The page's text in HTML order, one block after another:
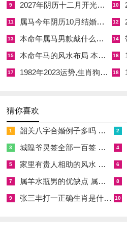
龙生肖的人天生自信满满 - 说话时
们喜欢用宏大的叙事同激励性语言
演领导角色。
属龙的人口才了的、由于他们不害
情感染他人。这种说话方式招人喜
在社交中龙生肖能迅速建立连接 -用
有时会显的小dominant,但 overall -
想想看同一个属龙的人聊天你说不
热情带动~感觉整个世界都亮了起
其他生肖的说话特征 概览
9 2027年阴历十二月开光吉日 2027年12月开光吉日一览表 10
11 属马今年阴历10月结婚好吗 属马还有几年本命年结婚呢好吗 12
13 本命年属马男款戴什么财神 本命年属马男士戴什么好一点 14
15 本命年马的风水布局 本命年马的佛像怎么摆放 16
17 1982年2023运势,生肖狗1982年2023运势 18
猜你喜欢
1 韶关八字合婚例子多吗 韶关八字测风水 2
3 城隍爷灵签全部一百签 城隍爷灵签解签大全 4
5 家里有贵人相助的风水 家里有贵人是什么意思 6
7 属羊水瓶男的优缺点 属羊水瓶座男生性格爱情观 8
9 张三丰打一正确生肖是什么意思 张三丰是指什么生肖 10